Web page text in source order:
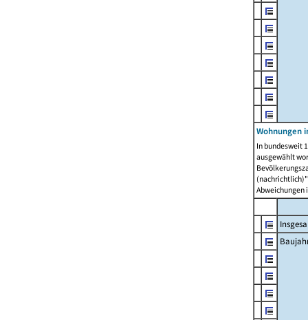
Wohnungen
In bundesweit
ausgewählt
Abweichungen